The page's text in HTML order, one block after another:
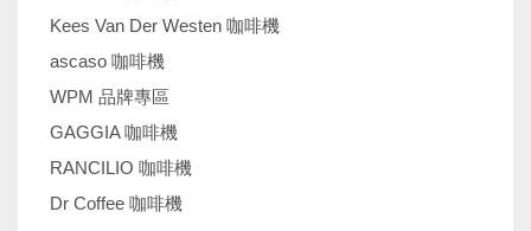
Kees Van Der Westen 咖啡機
ascaso 咖啡機
WPM 品牌專區
GAGGIA 咖啡機
RANCILIO 咖啡機
Dr Coffee 咖啡機